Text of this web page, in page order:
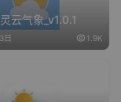
云气象_v1.0.1
日 1.9K